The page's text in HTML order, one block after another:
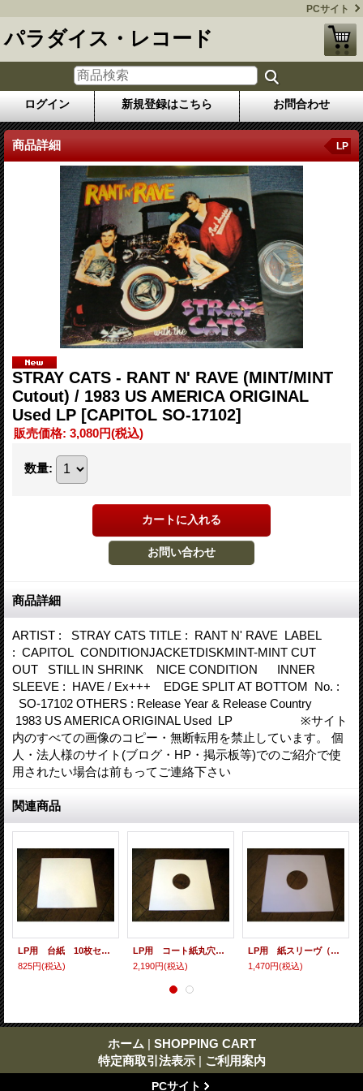
PCサイト
パラダイス・レコード
ログイン 新規登録はこちら お問合わせ
商品詳細 LP
STRAY CATS - RANT N' RAVE (MINT/MINT
Cutout) / 1983 US AMERICA ORIGINAL
Used LP [CAPITOL SO-17102]
販売価格: 3,080円(税込)
数量:
商品詳細
ARTIST : STRAY CATS TITLE : RANT N' RAVE LABEL
: CAPITOL CONDITIONJACKETDISKMINT-MINT CUT
OUT STILL IN SHRINK NICE CONDITION INNER
SLEEVE : HAVE / Ex+++ EDGE SPLIT AT BOTTOM No. :
SO-17102 OTHERS : Release Year & Release Country
1983 US AMERICA ORIGINAL Used LP ※サイト
内のすべての画像のコピー・無断転用を禁止しています。 個
人・法人様のサイト(ブログ・HP・掲示板等)でのご紹介で使
用されたい場合は前もってご連絡下さい
関連商品
LP用 台紙 10枚セット
825円(税込)
LP用 コート紙丸穴ジャケ 10枚セット
2,190円(税込)
LP用 紙スリーヴ（レギュラー 四角の角） 10枚セット
1,470円(税込)
ホーム | SHOPPING CART
特定商取引法表示 | ご利用案内
PCサイト